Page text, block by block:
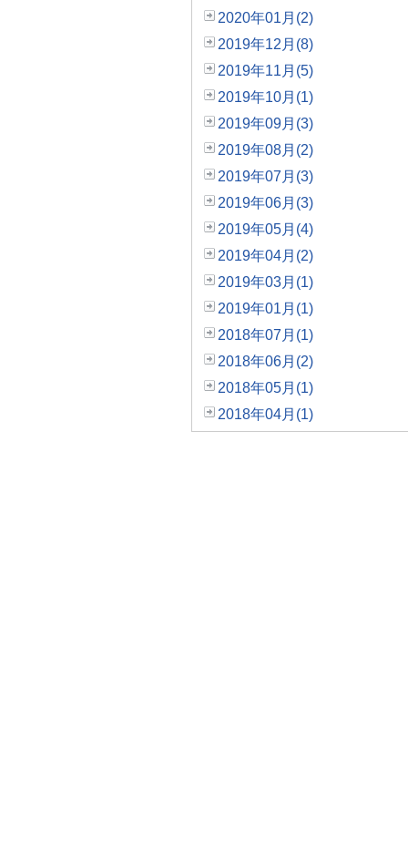
2020年01月(2)
2019年12月(8)
2019年11月(5)
2019年10月(1)
2019年09月(3)
2019年08月(2)
2019年07月(3)
2019年06月(3)
2019年05月(4)
2019年04月(2)
2019年03月(1)
2019年01月(1)
2018年07月(1)
2018年06月(2)
2018年05月(1)
2018年04月(1)